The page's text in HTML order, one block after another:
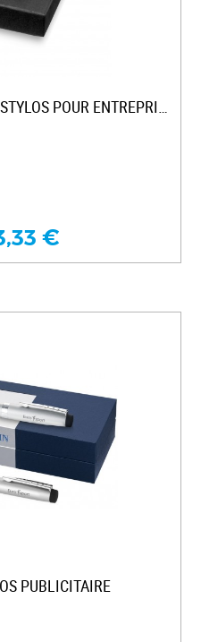
€
PUBLICITAIRE